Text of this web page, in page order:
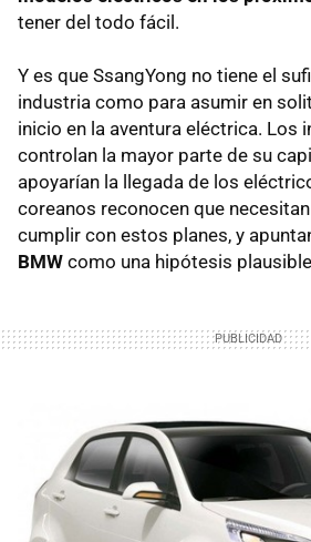
tener del todo fácil.
Y es que SsangYong no tiene el
industria como para asumir en
inicio en la aventura eléctrica. Los
controlan la mayor parte de su
apoyarían la llegada de los
coreanos reconocen que
cumplir con estos planes, y
BMW como una hipótesis